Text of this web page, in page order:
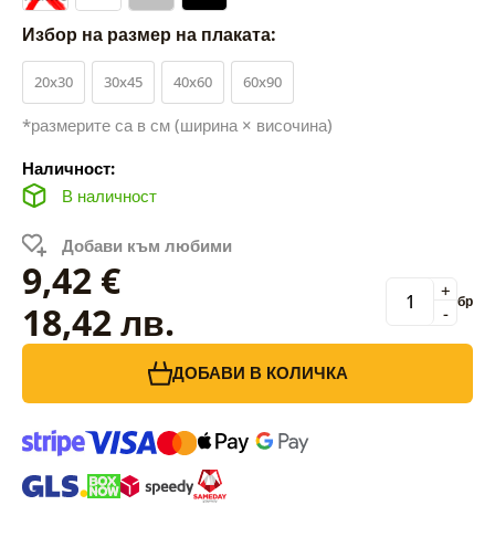
Избор на размер на плаката:
20x30 30x45 40x60 60x90
*размерите са в см (ширина × височина)
Наличност:
В наличност
Добави към любими
9,42 €
18,42 лв.
-
+ бр
ДОБАВИ В КОЛИЧКА